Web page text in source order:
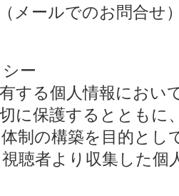
メールでのお問合せ
ー
する個人情報におい
に保護するとともに
制の構築を目的とし
聴者より収集した個